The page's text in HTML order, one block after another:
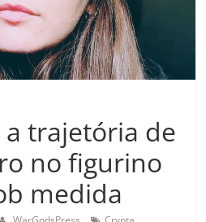
trajetória de
no figurino
medida